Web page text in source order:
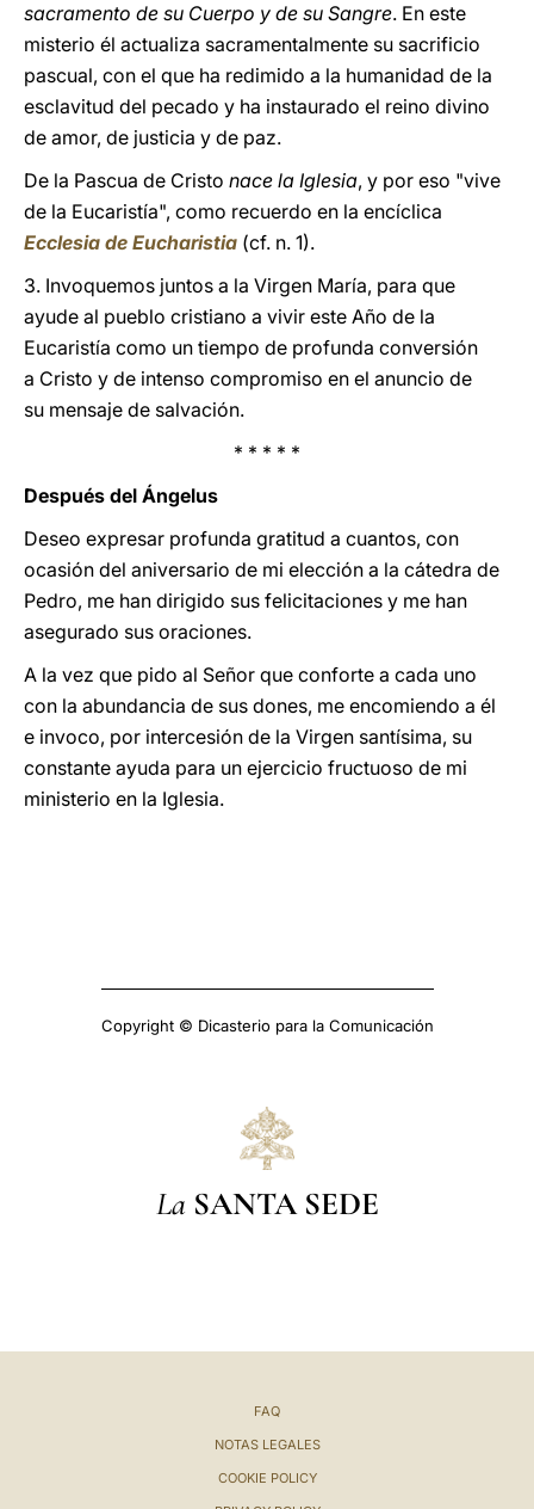
sacramento de su Cuerpo y de su Sangre. En este
misterio él actualiza sacramentalmente su sacrificio
pascual, con el que ha redimido a la humanidad de la
esclavitud del pecado y ha instaurado el reino divino
de amor, de justicia y de paz.
De la Pascua de Cristo nace la Iglesia, y por eso "vive
de la Eucaristía", como recuerdo en la encíclica
Ecclesia de Eucharistia (cf. n. 1).
3. Invoquemos juntos a la Virgen María, para que
ayude al pueblo cristiano a vivir este Año de la
Eucaristía como un tiempo de profunda conversión
a Cristo y de intenso compromiso en el anuncio de
su mensaje de salvación.
* * * * *
Después del Ángelus
Deseo expresar profunda gratitud a cuantos, con
ocasión del aniversario de mi elección a la cátedra de
Pedro, me han dirigido sus felicitaciones y me han
asegurado sus oraciones.
A la vez que pido al Señor que conforte a cada uno
con la abundancia de sus dones, me encomiendo a él
e invoco, por intercesión de la Virgen santísima, su
constante ayuda para un ejercicio fructuoso de mi
ministerio en la Iglesia.
Copyright © Dicasterio para la Comunicación
La SANTA SEDE
FAQ
NOTAS LEGALES
COOKIE POLICY